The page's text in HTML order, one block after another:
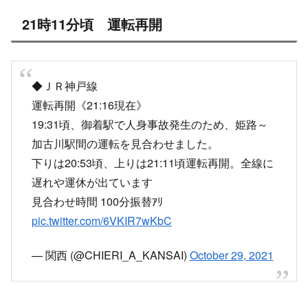
21時11分頃 運転再開
◆ＪＲ神戸線
運転再開《21:16現在》
19:31頃、御着駅で人身事故発生のため、姫路～
加古川駅間の運転を見合わせました。
下りは20:53頃、上りは21:11頃運転再開。全線に
遅れや運休が出ています
見合わせ時間 100分振替ｱﾘ
pic.twitter.com/6VKIR7wKbC
— 関西 (@CHIERI_A_KANSAI) October 29, 2021